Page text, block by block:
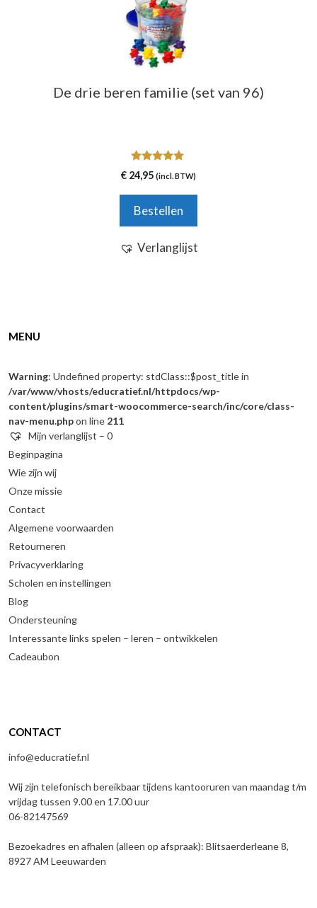
De drie beren familie (set van 96)
5.00
van 5
€ 24,95 (incl. BTW)
Bestellen
Verlanglijst
MENU
Warning: Undefined property: stdClass::$post_title in
/var/www/vhosts/educratief.nl/httpdocs/wp-
content/plugins/smart-woocommerce-search/inc/core/class-
nav-menu.phpon line 211
Mijn verlanglijst – 0
Beginpagina
Wie zijn wij
Onze missie
Contact
Algemene voorwaarden
Retourneren
Privacyverklaring
Scholen en instellingen
Blog
Ondersteuning
Interessante links spelen – leren – ontwikkelen
Cadeaubon
CONTACT
info@educratief.nl
Wij zijn telefonisch bereikbaar tijdens kantooruren van maandag t/m
vrijdag tussen 9.00 en 17.00 uur
06-82147569
Bezoekadres en afhalen (alleen op afspraak): Blitsaerderleane 8,
8927 AM Leeuwarden